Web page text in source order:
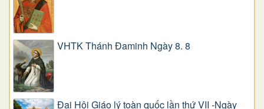
VHTK Thánh Đaminh Ngày 8. 8
Đại Hội Giáo lý toàn quốc lần thứ VII -Ngày